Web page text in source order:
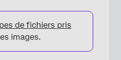
de fichiers pris
images.